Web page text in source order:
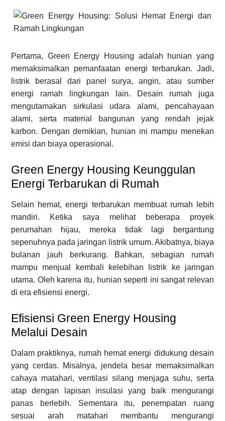
Pertama, Green Energy Housing adalah hunian yang
memaksimalkan pemanfaatan energi terbarukan. Jadi,
listrik berasal dari panel surya, angin, atau sumber
energi ramah lingkungan lain. Desain rumah juga
mengutamakan sirkulasi udara alami, pencahayaan
alami, serta material bangunan yang rendah jejak
karbon. Dengan demikian, hunian ini mampu menekan
emisi dan biaya operasional.
Green Energy Housing Keunggulan
Energi Terbarukan di Rumah
Selain hemat, energi terbarukan membuat rumah lebih
mandiri. Ketika saya melihat beberapa proyek
perumahan hijau, mereka tidak lagi bergantung
sepenuhnya pada jaringan listrik umum. Akibatnya, biaya
bulanan jauh berkurang. Bahkan, sebagian rumah
mampu menjual kembali kelebihan listrik ke jaringan
utama. Oleh karena itu, hunian seperti ini sangat relevan
di era efisiensi energi.
Efisiensi Green Energy Housing
Melalui Desain
Dalam praktiknya, rumah hemat energi didukung desain
yang cerdas. Misalnya, jendela besar memaksimalkan
cahaya matahari, ventilasi silang menjaga suhu, serta
atap dengan lapisan insulasi yang baik mengurangi
panas berlebih. Sementara itu, penempatan ruang
sesuai arah matahari membantu mengurangi